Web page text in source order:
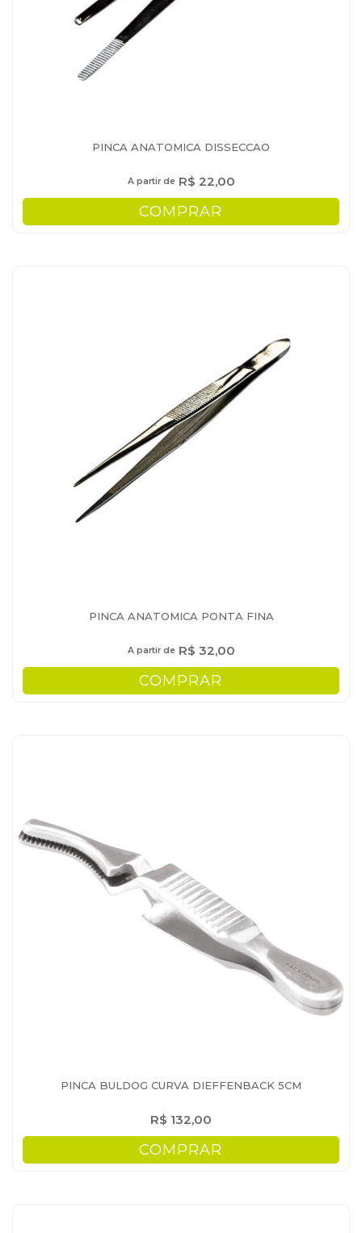
PINCA ANATOMICA DISSECCAO
A partir de R$ 22,00
COMPRAR
PINCA ANATOMICA PONTA FINA
A partir de R$ 32,00
COMPRAR
PINCA BULDOG CURVA DIEFFENBACK 5CM
R$ 132,00
COMPRAR